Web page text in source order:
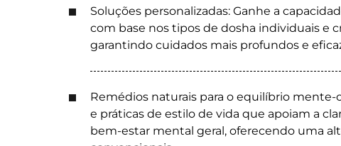
Soluções personalizadas: Ganhe a
com base nos tipos de dosha individuais e
garantindo cuidados mais profundos e
Remédios naturais para o equilíbrio
e práticas de estilo de vida que apoiam a
bem-estar mental geral, oferecendo uma